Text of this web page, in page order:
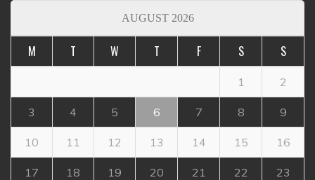
AUGUST 2026
M T W T F S S
1 2
3 4 5 6 7 8 9
10 11 12 13 14 15 16
17 18 19 20 21 22 23